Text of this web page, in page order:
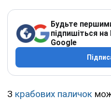
Будьте
підпишіться
Google
З крабових паличок